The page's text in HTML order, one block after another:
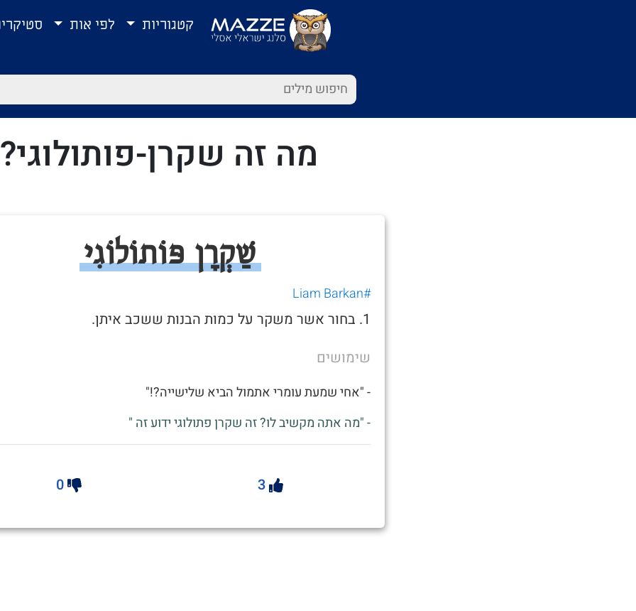
קטגוריות לפי אות
מה זה שקרן-פותולוגי?
שַׁקְרָן פּוֹתוֹלוֹגִי
#Liam Barkan
1. בחור אשר משקר על כמות הבנות ששכב איתן.
שימושים
- "אחי שמעת עומרי אתמול הביא שלישייה?!"
- "מה אתה מקשיב לו? זה שקרן פתולוגי ידוע זה "
3
0